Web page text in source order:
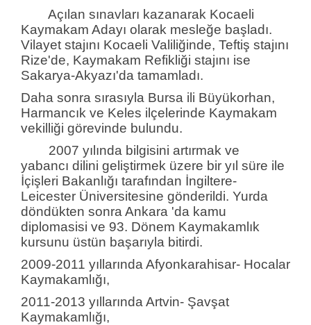
Açılan sınavları kazanarak Kocaeli
Kaymakam Adayı olarak mesleğe başladı.
Vilayet stajını Kocaeli Valiliğinde, Teftiş stajını
Rize'de, Kaymakam Refikliği stajını ise
Sakarya-Akyazı'da tamamladı.
Daha sonra sırasıyla Bursa ili Büyükorhan,
Harmancık ve Keles ilçelerinde Kaymakam
vekilliği görevinde bulundu.
2007 yılında bilgisini artırmak ve
yabancı dilini geliştirmek üzere bir yıl süre ile
İçişleri Bakanlığı tarafından İngiltere-
Leicester Üniversitesine gönderildi. Yurda
döndükten sonra Ankara 'da kamu
diplomasisi ve 93. Dönem Kaymakamlık
kursunu üstün başarıyla bitirdi.
2009-2011 yıllarında Afyonkarahisar- Hocalar
Kaymakamlığı,
2011-2013 yıllarında Artvin- Şavşat
Kaymakamlığı,